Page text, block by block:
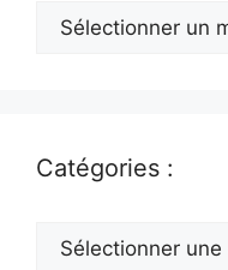
Archives
Catégories :
Catégories